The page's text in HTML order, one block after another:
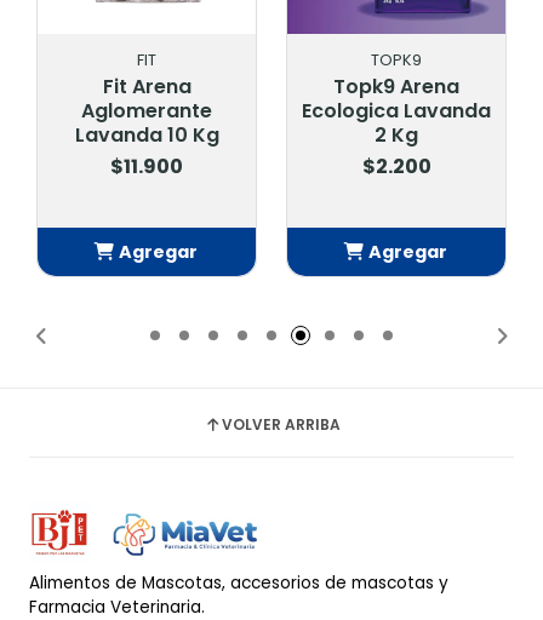
FIT
Fit Arena
Aglomerante
Lavanda 10 Kg
$11.900
Agregar
TOPK9
Topk9 Arena
Ecologica Lavanda
2 Kg
$2.200
Agregar
VOLVER ARRIBA
Alimentos de Mascotas, accesorios de mascotas y
Farmacia Veterinaria.